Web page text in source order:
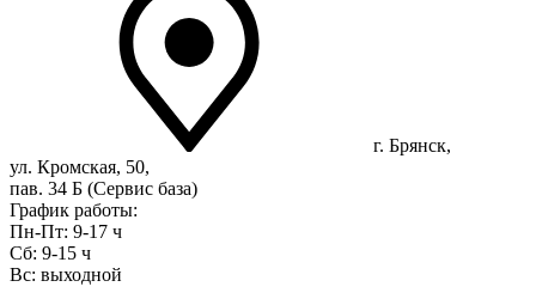
г. Брянск,
ул. Кромская, 50,
пав. 34 Б (Сервис база)
График работы:
Пн-Пт: 9-17 ч
Сб: 9-15 ч
Вс: выходной